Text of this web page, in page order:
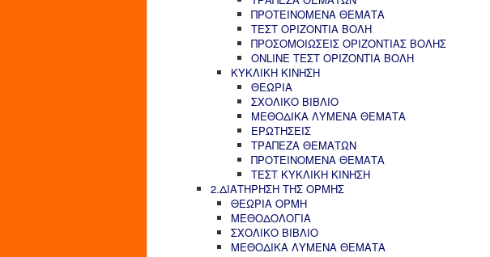
ΠΡΟΤΕΙΝΟΜΕΝΑ ΘΕΜΑΤΑ
ΤΕΣΤ ΟΡΙΖΟΝΤΙΑ ΒΟΛΗ
ΠΡΟΣΟΜΟΙΩΣΕΙΣ ΟΡΙΖΟΝΤΙΑΣ ΒΟΛΗΣ
ONLINE ΤΕΣΤ ΟΡΙΖΟΝΤΙΑ ΒΟΛΗ
ΚΥΚΛΙΚΗ ΚΙΝΗΣΗ
ΘΕΩΡΙΑ
ΣΧΟΛΙΚΟ ΒΙΒΛΙΟ
ΜΕΘΟΔΙΚΑ ΛΥΜΕΝΑ ΘΕΜΑΤΑ
ΕΡΩΤΗΣΕΙΣ
ΤΡΑΠΕΖΑ ΘΕΜΑΤΩΝ
ΠΡΟΤΕΙΝΟΜΕΝΑ ΘΕΜΑΤΑ
ΤΕΣΤ ΚΥΚΛΙΚΗ ΚΙΝΗΣΗ
2.ΔΙΑΤΗΡΗΣΗ ΤΗΣ ΟΡΜΗΣ
ΘΕΩΡΙΑ ΟΡΜΗ
ΜΕΘΟΔΟΛΟΓΙΑ
ΣΧΟΛΙΚΟ ΒΙΒΛΙΟ
ΜΕΘΟΔΙΚΑ ΛΥΜΕΝΑ ΘΕΜΑΤΑ